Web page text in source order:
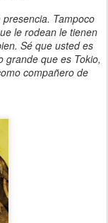
Tampoco
le rodean le tienen
Sé que usted es
grande que es Tokio,
compañero de